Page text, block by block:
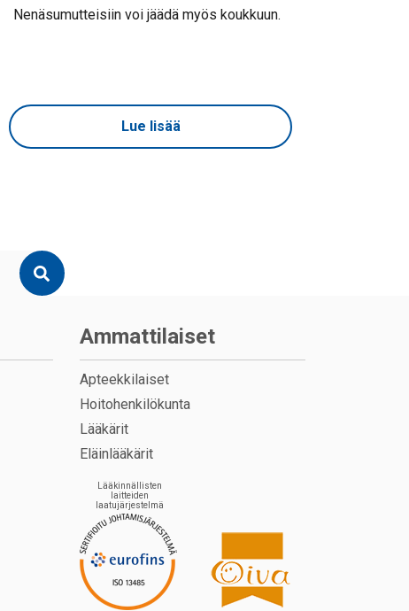
Nenäsumutteisiin voi jäädä myös koukkuun.
Lue lisää
Ammattilaiset
Apteekkilaiset
Hoitohenkilökunta
Lääkärit
Eläinlääkärit
Lääkinnällisten
laitteiden
laatujärjestelmä